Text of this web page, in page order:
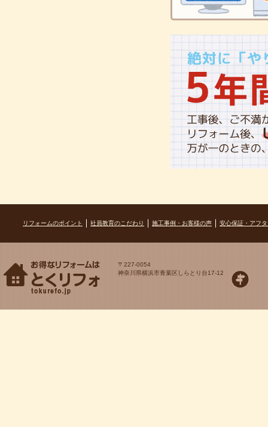
リフォームのポイント 社員教育のこだわり 施工事例・お客様の声 安心保証・アフ
〒227-0054
神奈川県横浜市青葉区しらとり台17-12